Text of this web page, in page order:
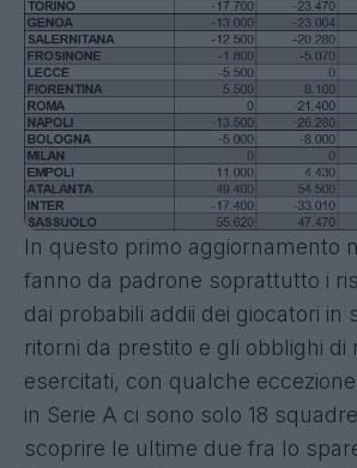
In questo primo aggiornamento
fanno da padrone soprattutto i
dai probabili addii dei giocatori in
ritorni da prestito e gli obblighi di
esercitati, con qualche
in Serie A ci sono solo 18
scoprire le ultime due fra lo